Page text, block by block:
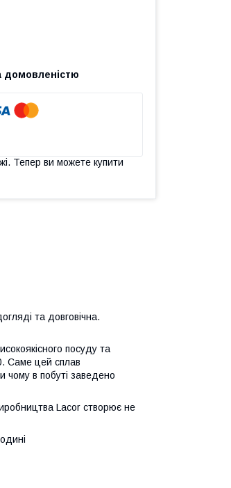
домовленістю
Тепер ви можете купити
та довговічна.
посуду та
Саме цей сплав
чому в побуті заведено
Lacor створює не